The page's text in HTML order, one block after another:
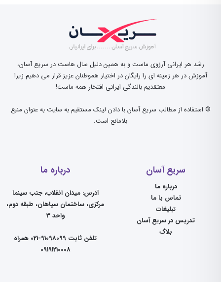
رشد هر ایرانی آرزوی ماست و به همین دلیل سال هاست در سریع آسان،
آموزش در هر زمینه ای را رایگان در اختیار هموطنان عزیز قرار می دهیم زیرا
معتقدیم بالندگی ایرانی افتخار همه ماست!
© استفاده از مطالب سریع آسان با دادن لینک مستقیم به سایت به عنوان منبع
بلامانع است.
سریع آسان
درباره ما
تماس با ما
تبلیغات
تدریس در سریع آسان
بلاگ
درباره ما
آدرس: میدان انقلاب، جنب سینما
مرکزی، ساختمان سپاهان، طبقه دوم،
واحد 3
تلفن ثابت 91098099-021 همراه
09191210008